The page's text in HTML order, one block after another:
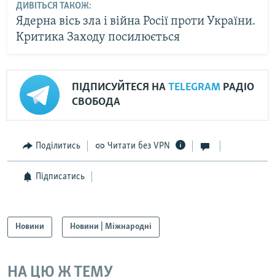
ДИВІТЬСЯ ТАКОЖ:
Ядерна вісь зла і війна Росії проти України.
Критика Заходу посилюється
ПІДПИСУЙТЕСЯ НА TELEGRAM РАДІО
СВОБОДА
Поділитись Читати без VPN
Підписатись
Новини Новини | Міжнародні
НА ЦЮ Ж ТЕМУ